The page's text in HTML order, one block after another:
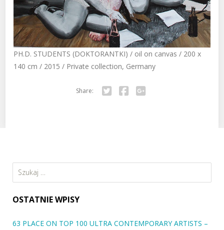
PH.D. STUDENTS (DOKTORANTKI) / oil on canvas / 200 x
140 cm / 2015 / Private collection, Germany
Share:
Szukaj:
OSTATNIE WPISY
63 PLACE ON TOP 100 ULTRA CONTEMPORARY ARTISTS –